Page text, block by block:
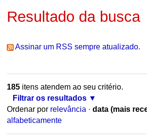
Resultado da busca
Assinar um RSS sempre atualizado.
185itens atendem ao seu critério.
Filtrar os resultados
Ordenar por relevância · data (mais
alfabeticamente